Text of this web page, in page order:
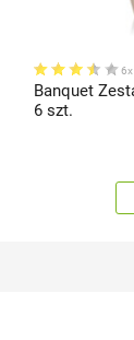
6x
Banquet
6 szt.